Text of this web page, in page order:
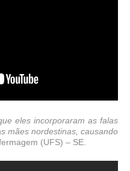
eles incorporaram as falas
mães nordestinas, causando
(UFS) – SE.